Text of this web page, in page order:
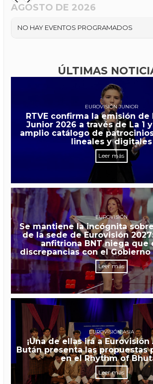
AGOSTO DE 2026
NO HAY EVENTOS PROGRAMADOS
ÚLTIMAS
EUROVISIÓN JUNIOR
RTVE confirma la emisión de
Junior 2026 a través de La 1
amplio catálogo de
lineales y digitales
Leer más
EUROVISIÓN
Se mantiene la incógnita
de la sede de Eurovisión
anfitriona BNT niega que
discrepancias con el
Leer más
EUROVISIÓN ASIA
¡Una de ellas irá a Eurovisión
Bután presenta las propuestas
en el Rhythm of
Leer más